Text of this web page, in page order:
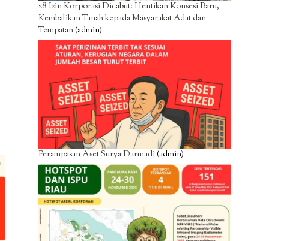
28 Izin Korporasi Dicabut: Hentikan Konsesi Baru,
Kembalikan Tanah kepada Masyarakat Adat dan
Tempatan(admin)
Perampasan Aset Surya Darmadi(admin)